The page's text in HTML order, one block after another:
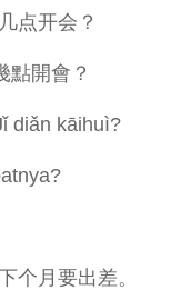
点开会？
開會？
kāihuì?
月要出差。